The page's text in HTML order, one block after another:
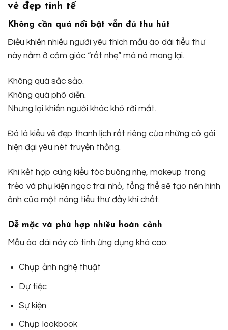
vẻ đẹp tinh tế
Không cần quá nổi bật vẫn đủ thu hút
Điều khiến nhiều người yêu thích mẫu áo dài tiểu thư
này nằm ở cảm giác “rất nhẹ” mà nó mang lại.
Không quá sắc sảo.
Không quá phô diễn.
Nhưng lại khiến người khác khó rời mắt.
Đó là kiểu vẻ đẹp thanh lịch rất riêng của những cô gái
hiện đại yêu nét truyền thống.
Khi kết hợp cùng kiểu tóc buông nhẹ, makeup trong
trẻo và phụ kiện ngọc trai nhỏ, tổng thể sẽ tạo nên hình
ảnh của một nàng tiểu thư đầy khí chất.
Dễ mặc và phù hợp nhiều hoàn cảnh
Mẫu áo dài này có tính ứng dụng khá cao:
Chụp ảnh nghệ thuật
Dự tiệc
Sự kiện
Chụp lookbook